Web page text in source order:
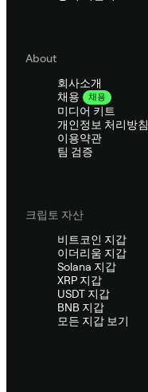
About
회사소개
채용
채용
미디어 키트
개인정보 처리방침
이용약관
팀 검증
크립토 자산
비트코인 지갑
이더리움 지갑
Solana 지갑
XRP 지갑
USDT 지갑
BNB 지갑
모든 지갑 보기